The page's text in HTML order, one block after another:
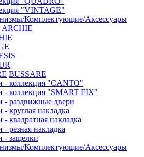
"VINTAGE"
Комплектующие/Аксессуары
ARCHIE
BUSSARE
- коллекция "CANTO"
- коллекция "SMART FIX"
- раздвижные двери
- круглая накладка
- квадратная накладка
- резная накладка
- защелки
Комплектующие/Аксессуары